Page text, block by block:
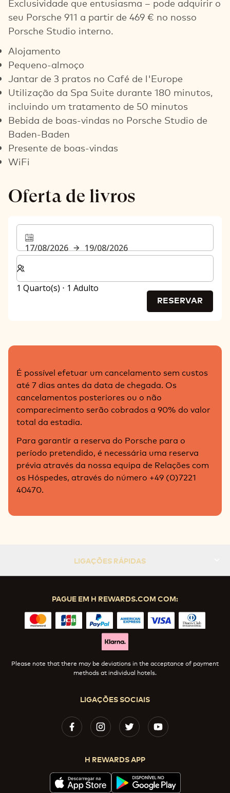
Exclusividade que entusiasma – pode adquirir o
seu Porsche 911 a partir de 469 € no nosso
Porsche Studio interno.
Alojamento
Pequeno-almoço
Jantar de 3 pratos no Café de l'Europe
Utilização da Spa Suite durante 180 minutos,
incluindo um tratamento de 50 minutos
Bebida de boas-vindas no Porsche Studio de
Baden-Baden
Presente de boas-vindas
WiFi
Oferta de livros
17/08/2026
19/08/2026
Selecionar o número de quartos e de hóspedes para a
1 Quarto(s) ⋅ 1 Adulto
RESERVAR
É possível efetuar um cancelamento sem custos
até 7 dias antes da data de chegada. Os
cancelamentos posteriores ou o não
comparecimento serão cobrados a 90% do valor
total da estadia.
Para garantir a reserva do Porsche para o
período pretendido, é necessária uma reserva
prévia através da nossa equipa de Relações com
os Hóspedes, através do número +49 (0)7221
40470.
LIGAÇÕES RÁPIDAS
LIGAÇÕES SOCIAIS
H REWARDS APP
PAGUE EM H REWARDS.COM COM:
Please note that there may be deviations in the acceptance of payment
methods at individual hotels.